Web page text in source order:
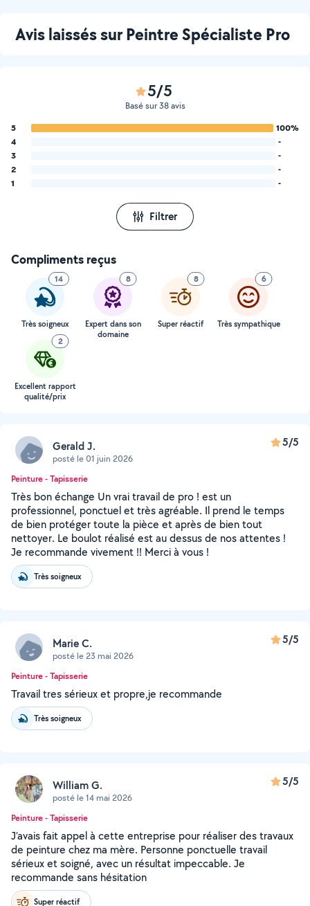
Avis laissés sur Peintre Spécialiste Pro
5/5
Basé sur 38 avis
5
100%
4
-
3
-
2
-
1
-
Filtrer
Compliments reçus
14
Très soigneux
8
Expert dans son
domaine
8
Super réactif
6
Très sympathique
2
Excellent rapport
qualité/prix
Gerald J.
posté le 01 juin 2026
5/5
Peinture - Tapisserie
Très bon échange Un vrai travail de pro ! est un
professionnel, ponctuel et très agréable. Il prend le temps
de bien protéger toute la pièce et après de bien tout
nettoyer. Le boulot réalisé est au dessus de nos attentes !
Je recommande vivement !! Merci à vous !
Très soigneux
Marie C.
posté le 23 mai 2026
5/5
Peinture - Tapisserie
Travail tres sérieux et propre,je recommande
Très soigneux
William G.
posté le 14 mai 2026
5/5
Peinture - Tapisserie
J’avais fait appel à cette entreprise pour réaliser des travaux
de peinture chez ma mère. Personne ponctuelle travail
sérieux et soigné, avec un résultat impeccable. Je
recommande sans hésitation
Super réactif